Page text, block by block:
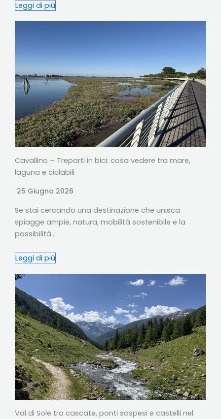
Leggi di più
Cavallino – Treporti in bici: cosa vedere tra mare,
laguna e ciclabili
25 Giugno 2026
Se stai cercando una destinazione che unisca
spiagge ampie, natura, mobilità sostenibile e la
possibilità…
Leggi di più
Val di Sole tra cascate, ponti sospesi e castelli nel